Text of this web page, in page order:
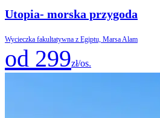
Utopia- morska przygoda
Wycieczka fakultatywna z Egiptu, Marsa Alam
od 299zł/os.